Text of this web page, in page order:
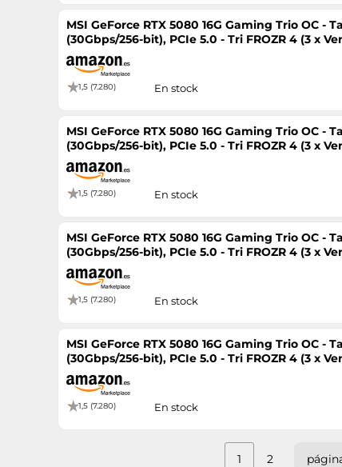
MSI GeForce RTX 5080 16G Gaming Trio OC -
(30Gbps/256-bit), PCIe 5.0 - Tri FROZR 4 (3 x
Silencio, RGB - HDMI 2.1b
1,5 (7.280) En stock
MSI GeForce RTX 5080 16G Gaming Trio OC -
(30Gbps/256-bit), PCIe 5.0 - Tri FROZR 4 (3 x
Silencio, RGB - HDMI 2.1b
1,5 (7.280) En stock
MSI GeForce RTX 5080 16G Gaming Trio OC -
(30Gbps/256-bit), PCIe 5.0 - Tri FROZR 4 (3 x
Silencio, RGB - HDMI 2.1b
1,5 (7.280) En stock
MSI GeForce RTX 5080 16G Gaming Trio OC -
(30Gbps/256-bit), PCIe 5.0 - Tri FROZR 4 (3 x
Silencio, RGB - HDMI 2.1b
1,5 (7.280) En stock
1 2